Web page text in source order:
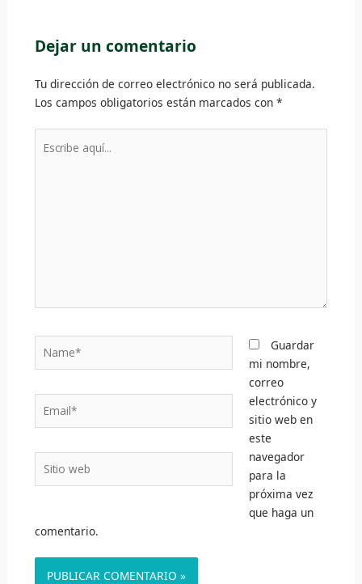
Dejar un comentario
Tu dirección de correo electrónico no será publicada.
Los campos obligatorios están marcados con *
Email*
Guardar
mi nombre,
correo
electrónico y
sitio web en
este
navegador
para la
próxima vez
que haga un
comentario.